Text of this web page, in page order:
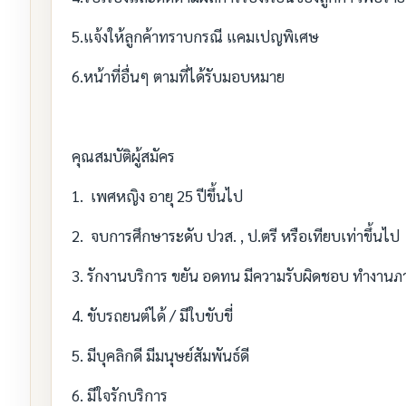
5.แจ้งให้ลูกค้าทราบกรณี แคมเปญพิเศษ
6.หน้าที่อื่นๆ ตามที่ได้รับมอบหมาย
คุณสมบัติผู้สมัคร
1. เพศหญิง อายุ 25 ปีขึ้นไป
2. จบการศึกษาระดับ ปวส. , ป.ตรี หรือเทียบเท่าขึ้นไป
3. รักงานบริการ ขยัน อดทน มีความรับผิดชอบ ทำงาน
4. ขับรถยนต์ได้ / มีใบขับขี่
5. มีบุคลิกดี มีมนุษย์สัมพันธ์ดี
6. มีใจรักบริการ